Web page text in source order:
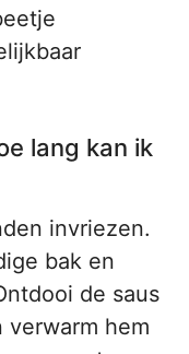
lang kan ik
invriezen.
bak en
de saus
verwarm hem